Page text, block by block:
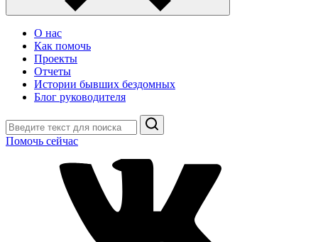
О нас
Как помочь
Проекты
Отчеты
Истории бывших бездомных
Блог руководителя
Поиск
Помочь сейчас